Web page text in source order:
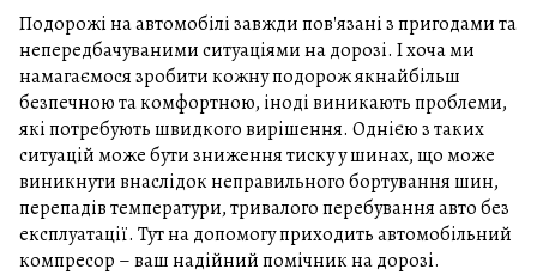
Подорожі на автомобілі завжди пов'язані з пригодами та
непередбачуваними ситуаціями на дорозі. І хоча ми
намагаємося зробити кожну подорож якнайбільш
безпечною та комфортною, іноді виникають проблеми,
які потребують швидкого вирішення. Однією з таких
ситуацій може бути зниження тиску у шинах, що може
виникнути внаслідок неправильного бортування шин,
перепадів температури, тривалого перебування авто без
експлуатації. Тут на допомогу приходить автомобільний
компресор – ваш надійний помічник на дорозі.